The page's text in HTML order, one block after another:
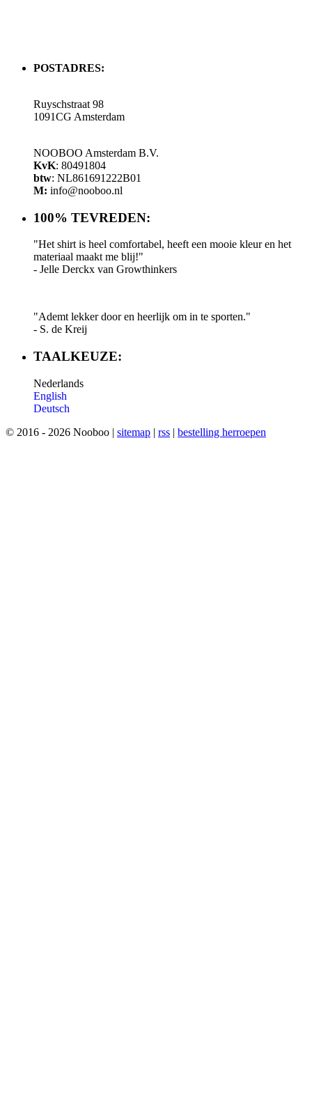
POSTADRES:
Ruyschstraat 98
1091CG Amsterdam
NOOBOO Amsterdam B.V.
KvK: 80491804
btw: NL861691222B01
M: info@nooboo.nl
100% TEVREDEN:
"Het shirt is heel comfortabel, heeft een mooie kleur en het
materiaal maakt me blij!"
- Jelle Derckx van Growthinkers
"Ademt lekker door en heerlijk om in te sporten."
- S. de Kreij
TAALKEUZE:
Nederlands
English
Deutsch
© 2016 - 2026 Nooboo | sitemap | rss | bestelling herroepen